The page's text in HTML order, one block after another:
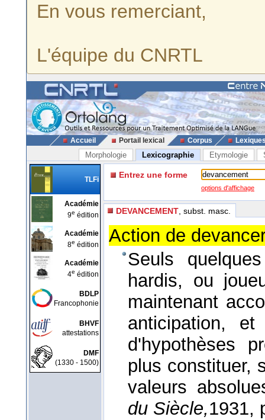
En vous remerciant,
L'équipe du CNRTL
Accueil Portail lexical Corpus
Morphologie Lexicographie Etymologie
TLFi
Académie
9e édition
Académie
8e édition
Académie
4e édition
BDLP
Francophonie
BHVF
attestations
DMF
(1330 - 1500)
Entrez une forme
options d'affichage
DEVANCEMENT , subst. masc.
Action de
Seuls
hardis, ou
maintenant
anticipation,
d'hypothèses
plus constituer,
valeurs
du Siècle,1931,